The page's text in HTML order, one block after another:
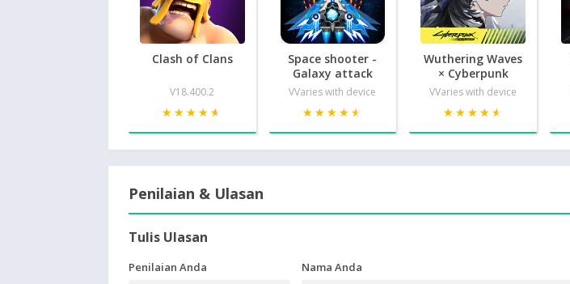
Clash of Clans
V18.400.2
★★★★★
★★★★★
Space shooter -
Galaxy attack
VVaries with device
★★★★★
★★★★★
Wuthering Waves
× Cyberpunk
VVaries with device
★★★★★
★★★★★
Penilaian & Ulasan
Tulis Ulasan
Penilaian Anda Nama Anda